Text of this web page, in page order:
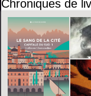
Chroniques de